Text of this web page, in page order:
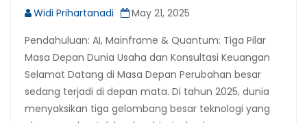
Widi Prihartanadi
May 21, 2025
Pendahuluan: AI, Mainframe & Quantum: Tiga Pilar
Masa Depan Dunia Usaha dan Konsultasi Keuangan
Selamat Datang di Masa Depan Perubahan besar
sedang terjadi di depan mata. Di tahun 2025, dunia
menyaksikan tiga gelombang besar teknologi yang